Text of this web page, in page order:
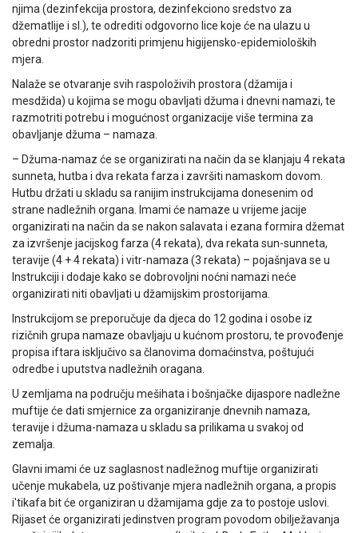
njima (dezinfekcija prostora, dezinfekciono sredstvo za
džematlije i sl.), te odrediti odgovorno lice koje će na ulazu u
obredni prostor nadzoriti primjenu higijensko-epidemioloških
mjera.
Nalaže se otvaranje svih raspoloživih prostora (džamija i
mesdžida) u kojima se mogu obavljati džuma i dnevni namazi, te
razmotriti potrebu i mogućnost organizacije više termina za
obavljanje džuma – namaza.
– Džuma-namaz će se organizirati na način da se klanjaju 4 rekata
sunneta, hutba i dva rekata farza i završiti namaskom dovom.
Hutbu držati u skladu sa ranijim instrukcijama donesenim od
strane nadležnih organa. Imami će namaze u vrijeme jacije
organizirati na način da se nakon salavata i ezana formira džemat
za izvršenje jacijskog farza (4 rekata), dva rekata sun-sunneta,
teravije (4 + 4 rekata) i vitr-namaza (3 rekata) – pojašnjava se u
Instrukciji i dodaje kako se dobrovoljni noćni namazi neće
organizirati niti obavljati u džamijskim prostorijama.
Instrukcijom se preporučuje da djeca do 12 godina i osobe iz
rizičnih grupa namaze obavljaju u kućnom prostoru, te provođenje
propisa iftara isključivo sa članovima domaćinstva, poštujući
odredbe i uputstva nadležnih oragana.
U zemljama na području mešihata i bošnjačke dijaspore nadležne
muftije će dati smjernice za organiziranje dnevnih namaza,
teravije i džuma-namaza u skladu sa prilikama u svakoj od
zemalja.
Glavni imami će uz saglasnost nadležnog muftije organizirati
učenje mukabela, uz poštivanje mjera nadležnih organa, a propis
i'tikafa bit će organiziran u džamijama gdje za to postoje uslovi.
Rijaset će organizirati jedinstven program povodom obilježavanja